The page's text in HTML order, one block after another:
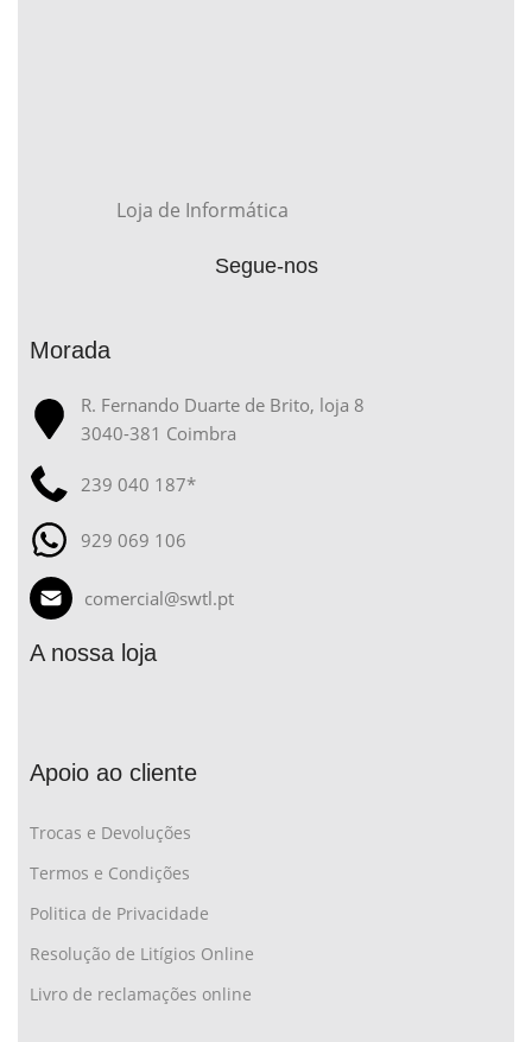
Loja de Informática
Segue-nos
Morada
R. Fernando Duarte de Brito, loja 8
3040-381 Coimbra
239 040 187*
929 069 106
comercial@swtl.pt
A nossa loja
Apoio ao cliente
Trocas e Devoluções
Termos e Condições
Politica de Privacidade
Resolução de Litígios Online
Livro de reclamações online